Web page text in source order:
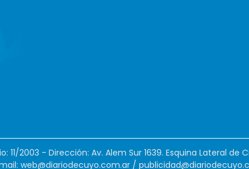
11/2003 - Dirección: Av. Alem Sur 1639. Esquina Lateral
web@diariodecuyo.com.ar /